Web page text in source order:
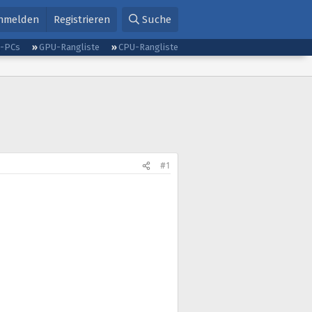
Registrieren Suche
PCs GPU-Rangliste
CPU-Rangliste
#1